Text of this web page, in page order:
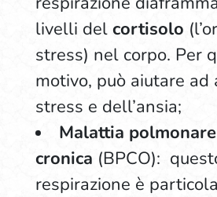
livelli del cortisolo
stress) nel corpo. Per
motivo, può aiutare ad
stress e dell’ansia;
Malattia
cronica (BPCO):
respirazione è